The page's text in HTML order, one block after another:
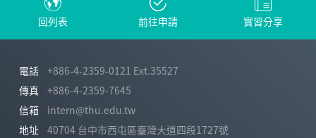
回列表 前往申請 實習分享
電話
+886-4-2359-0121 Ext.35527
傳真
+886-4-2359-7645
信箱
intern@thu.edu.tw
地址
40704 台中市西屯區臺灣大道四段1727號